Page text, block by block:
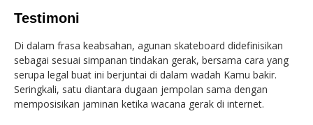
Testimoni
Di dalam frasa keabsahan, agunan skateboard didefinisikan
sebagai sesuai simpanan tindakan gerak, bersama cara yang
serupa legal buat ini berjuntai di dalam wadah Kamu bakir.
Seringkali, satu diantara dugaan jempolan sama dengan
memposisikan jaminan ketika wacana gerak di internet.